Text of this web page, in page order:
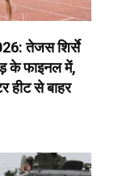
तेजस शिर्से
के फाइनल में,
हीट से बाहर